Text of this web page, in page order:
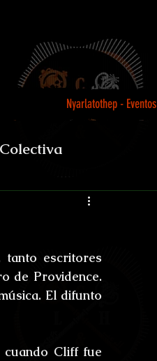
Nyarlatothep - Eventos
tanto escritores
de Providence.
El difunto
cuando Cliff fue